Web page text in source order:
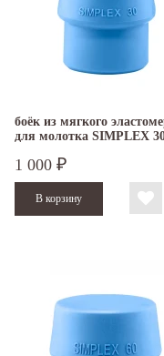
боёк из мягкого
для молотка SIMPLEX
1 000 ₽